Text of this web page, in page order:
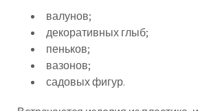
валунов;
декоративных глыб;
пеньков;
вазонов;
садовых фигур.